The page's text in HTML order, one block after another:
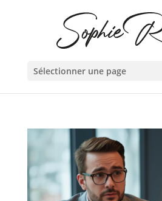
Sélectionner une page